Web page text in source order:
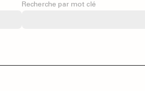
Recherche par mot clé